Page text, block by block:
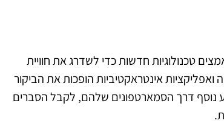
טכנולוגיות חדשות כדי לשדרג את חוויית
ואפליקציות אינטראקטיביות הופכות את הביקור
נוסף דרך הסמארטפונים שלהם, לקבל הסברים